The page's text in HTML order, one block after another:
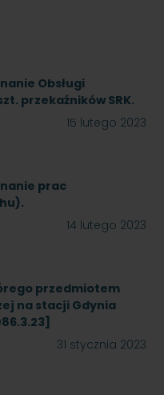
Obsługi
przekaźników SRK.
15 lutego 2023
prac
14 lutego 2023
przedmiotem
na stacji Gdynia
31 stycznia 2023